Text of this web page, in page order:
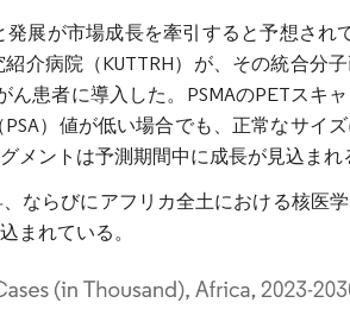
展が市場成長を牽引すると予想され
介病院（KUTTRH）が、その統合分
ん患者に導入した。PSMAのPETスキ
）値が低い場合でも、正常なサイ
メントは予測期間中に成長が見込まれ
ならびにアフリカ全土における核医
まれている。